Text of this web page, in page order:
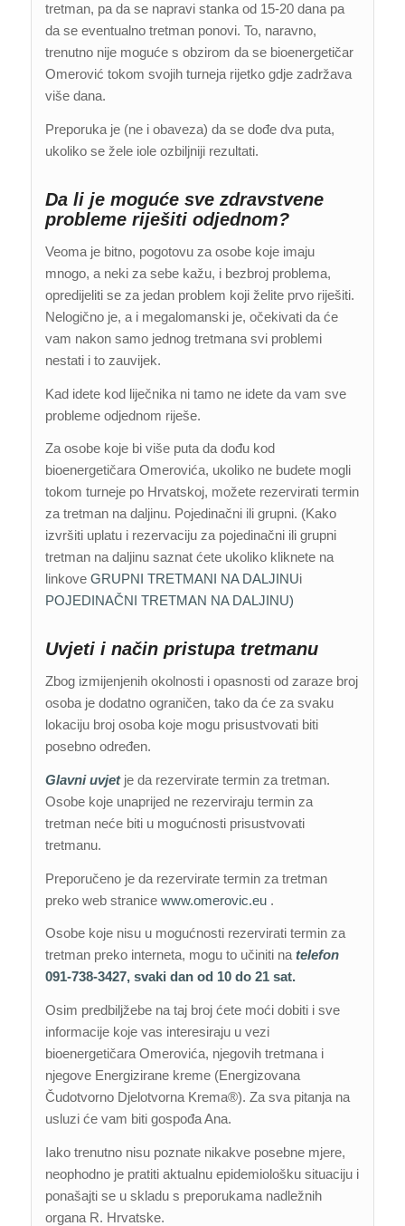
tretman, pa da se napravi stanka od 15-20 dana pa
da se eventualno tretman ponovi. To, naravno,
trenutno nije moguće s obzirom da se bioenergetičar
Omerović tokom svojih turneja rijetko gdje zadržava
više dana.
Preporuka je (ne i obaveza) da se dođe dva puta,
ukoliko se žele iole ozbiljniji rezultati.
Da li je moguće sve zdravstvene
probleme riješiti odjednom?
Veoma je bitno, pogotovu za osobe koje imaju
mnogo, a neki za sebe kažu, i bezbroj problema,
opredijeliti se za jedan problem koji želite prvo riješiti.
Nelogično je, a i megalomanski je, očekivati da će
vam nakon samo jednog tretmana svi problemi
nestati i to zauvijek.
Kad idete kod liječnika ni tamo ne idete da vam sve
probleme odjednom riješe.
Za osobe koje bi više puta da dođu kod
bioenergetičara Omerovića, ukoliko ne budete mogli
tokom turneje po Hrvatskoj, možete rezervirati termin
za tretman na daljinu. Pojedinačni ili grupni. (Kako
izvršiti uplatu i rezervaciju za pojedinačni ili grupni
tretman na daljinu saznat ćete ukoliko kliknete na
linkove GRUPNI TRETMANI NA DALJINUi
POJEDINAČNI TRETMAN NA DALJINU)
Uvjeti i način pristupa tretmanu
Zbog izmijenjenih okolnosti i opasnosti od zaraze broj
osoba je dodatno ograničen, tako da će za svaku
lokaciju broj osoba koje mogu prisustvovati biti
posebno određen.
Glavni uvjetje da rezervirate termin za tretman.
Osobe koje unaprijed ne rezerviraju termin za
tretman neće biti u mogućnosti prisustvovati
tretmanu.
Preporučeno je da rezervirate termin za tretman
preko web stranice www.omerovic.eu.
Osobe koje nisu u mogućnosti rezervirati termin za
tretman preko interneta, mogu to učiniti na telefon
091-738-3427, svaki dan od 10 do 21 sat.
Osim predbiljžebe na taj broj ćete moći dobiti i sve
informacije koje vas interesiraju u vezi
bioenergetičara Omerovića, njegovih tretmana i
njegove Energizirane kreme (Energizovana
Čudotvorno Djelotvorna Krema®). Za sva pitanja na
usluzi će vam biti gospođa Ana.
Iako trenutno nisu poznate nikakve posebne mjere,
neophodno je pratiti aktualnu epidemiološku situaciju i
ponašajti se u skladu s preporukama nadležnih
organa R. Hrvatske.